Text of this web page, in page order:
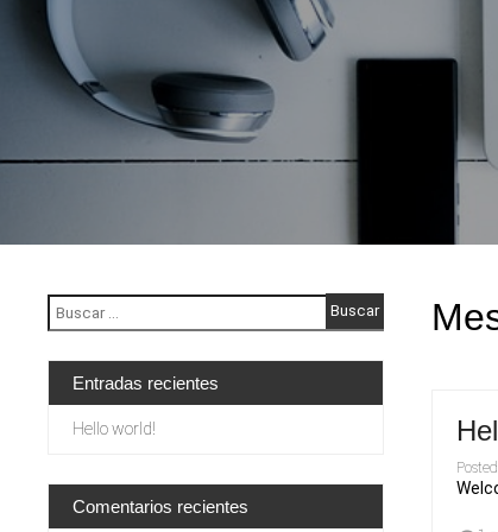
Buscar:
Entradas recientes
Hello world!
Comentarios recientes